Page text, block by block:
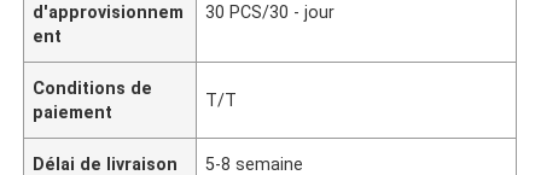
d'approvisionnem
ent
30 PCS/30 - jour
Conditions de
paiement
T/T
Délai de livraison 5-8 semaine